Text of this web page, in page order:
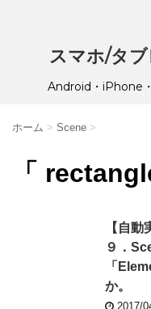
スマホ/タ
Android・iPhone
ホーム > Scene >
「
【自
９．
「
か。
2017/